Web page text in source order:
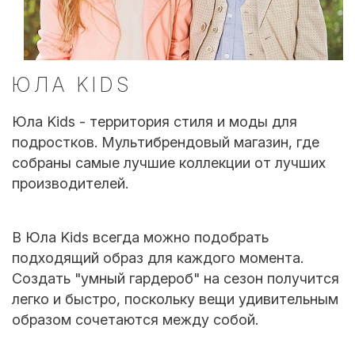
ЮЛА KIDS
Юла Kids - территория стиля и моды для
подростков. Мультибрендовый магазин, где
собраны самые лучшие коллекции от лучших
производителей.
В Юла Kids всегда можно подобрать
подходящий образ для каждого момента.
Создать "умный гардероб" на сезон получится
легко и быстро, поскольку вещи удивительным
образом сочетаются между собой.